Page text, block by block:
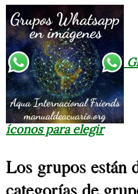
íconos para elegir
Los grupos están
categorías de